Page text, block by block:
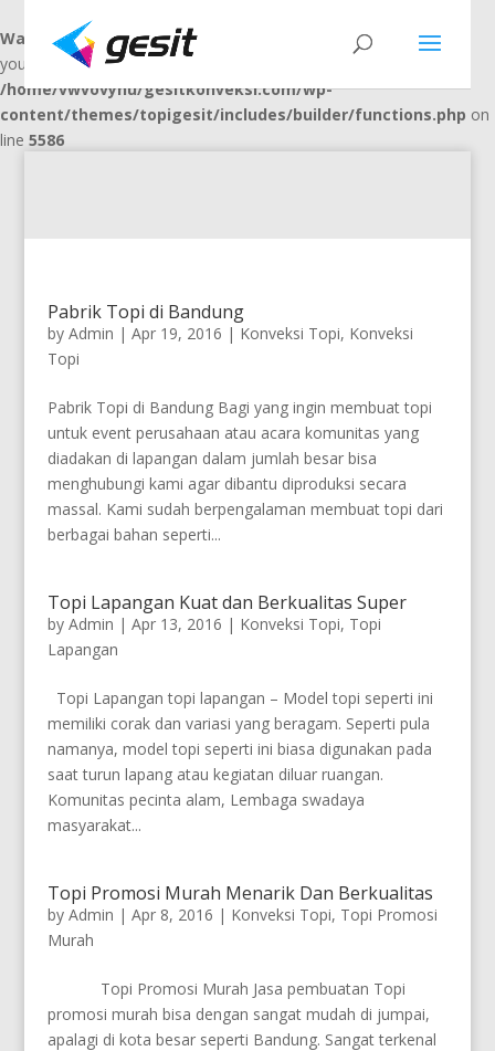
Warning: "continue" targeting switch is equivalent to "break". Did
you mean to use "continue 2"? in
/home/vwvovynu/gesitkonveksi.com/wp-
content/themes/topigesit/includes/builder/functions.php on
line 5586
Pabrik Topi di Bandung
by Admin | Apr 19, 2016 | Konveksi Topi, Konveksi
Topi
Pabrik Topi di Bandung Bagi yang ingin membuat topi
untuk event perusahaan atau acara komunitas yang
diadakan di lapangan dalam jumlah besar bisa
menghubungi kami agar dibantu diproduksi secara
massal. Kami sudah berpengalaman membuat topi dari
berbagai bahan seperti...
Topi Lapangan Kuat dan Berkualitas Super
by Admin | Apr 13, 2016 | Konveksi Topi, Topi
Lapangan
Topi Lapangan topi lapangan – Model topi seperti ini
memiliki corak dan variasi yang beragam. Seperti pula
namanya, model topi seperti ini biasa digunakan pada
saat turun lapang atau kegiatan diluar ruangan.
Komunitas pecinta alam, Lembaga swadaya
masyarakat...
Topi Promosi Murah Menarik Dan Berkualitas
by Admin | Apr 8, 2016 | Konveksi Topi, Topi Promosi
Murah
Topi Promosi Murah Jasa pembuatan Topi
promosi murah bisa dengan sangat mudah di jumpai,
apalagi di kota besar seperti Bandung. Sangat terkenal